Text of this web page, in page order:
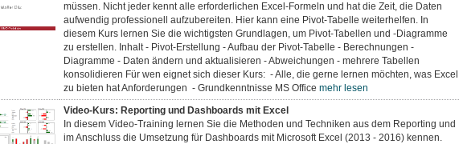
müssen. Nicht jeder kennt alle erforderlichen Excel-Formeln und hat die Zeit, die Daten
aufwendig professionell aufzubereiten. Hier kann eine Pivot-Tabelle weiterhelfen. In
diesem Kurs lernen Sie die wichtigsten Grundlagen, um Pivot-Tabellen und -Diagramme
zu erstellen. Inhalt - Pivot-Erstellung - Aufbau der Pivot-Tabelle - Berechnungen -
Diagramme - Daten ändern und aktualisieren - Abweichungen - mehrere Tabellen
konsolidieren Für wen eignet sich dieser Kurs: - Alle, die gerne lernen möchten, was Excel
zu bieten hat Anforderungen - Grundkenntnisse MS Office mehr lesen
Video-Kurs: Reporting und Dashboards mit Excel
In diesem Video-Training lernen Sie die Methoden und Techniken aus dem Reporting und
im Anschluss die Umsetzung für Dashboards mit Microsoft Excel (2013 - 2016) kennen.